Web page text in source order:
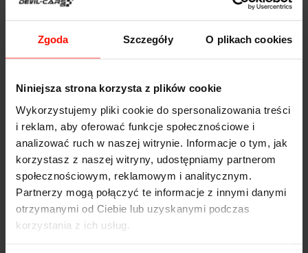
Zgoda Szczegóły O plikach cookies
Niniejsza strona korzysta z plików cookie
Wykorzystujemy pliki cookie do spersonalizowania treści
i reklam, aby oferować funkcje społecznościowe i
analizować ruch w naszej witrynie. Informacje o tym, jak
korzystasz z naszej witryny, udostępniamy partnerom
społecznościowym, reklamowym i analitycznym.
Partnerzy mogą połączyć te informacje z innymi danymi
otrzymanymi od Ciebie lub uzyskanymi podczas
korzystania z ich usług.
DANE TECHNICZNE
Spyker C8
Przyspieszenie:
4.0s do 100 km/h
Prędkość max:
330km/h
KM
Waga:
1250kg
Napęd: